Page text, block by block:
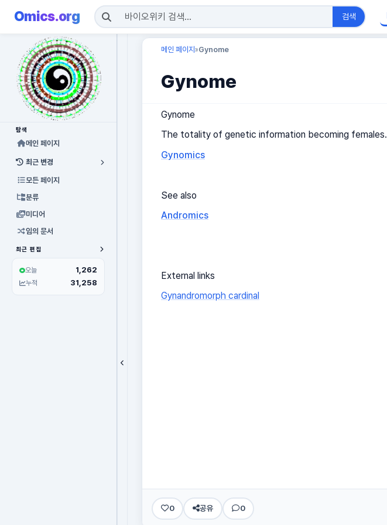
Omics.org 검색
탐색
메인 페이지
최근 변경
모든 페이지
분류
미디어
임의 문서
최근 편집
오늘 1,262
누적 31,258
메인 페이지 »Gynome
Gynome
Gynome
The totality of genetic information becoming females.
Gynomics
See also
Andromics
External links
Gynandromorph cardinal
0 공유 0